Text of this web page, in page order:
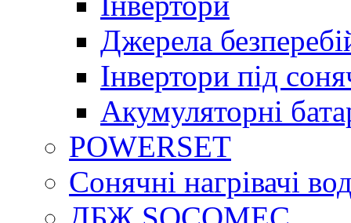
Джерела
Інвертори під
Акумуляторні
POWERSET
Сонячні нагрівачі